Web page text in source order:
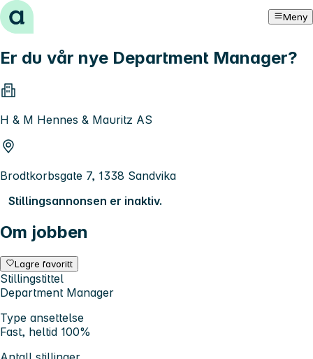
Hopp til innhold Meny
Er du vår nye Department Manager?
H & M Hennes & Mauritz AS
Brodtkorbsgate 7, 1338 Sandvika
Stillingsannonsen er inaktiv.
Om jobben
Lagre favoritt
Stillingstittel
Department Manager
Type ansettelse
Fast, heltid 100%